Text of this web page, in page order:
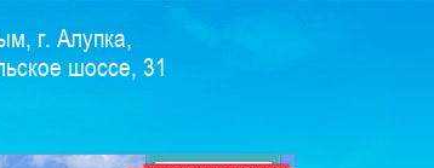
г. Алупка,
шоссе, 31